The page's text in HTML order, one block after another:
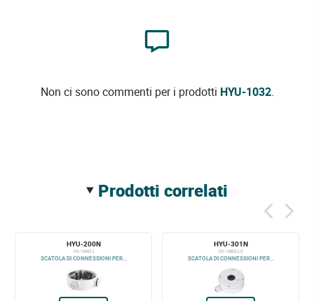
Non ci sono commenti per i prodotti HYU-1032.
prodotti correlati
HYU-200N
DS-1260ZJ
SCATOLA DI CONNESSIONI PER...
HYU-301N
DS-1280ZJ-S
SCATOLA DI CONNESSIONI PER...